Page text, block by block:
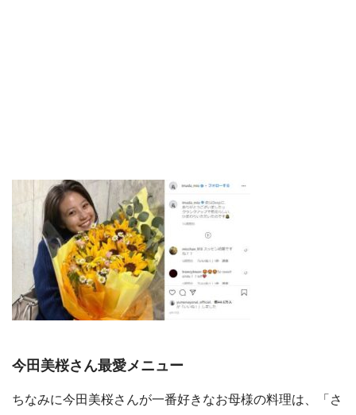
今田美桜さん最愛メニュー
ちなみに今田美桜さんが一番好きなお母様の料理は、「さ